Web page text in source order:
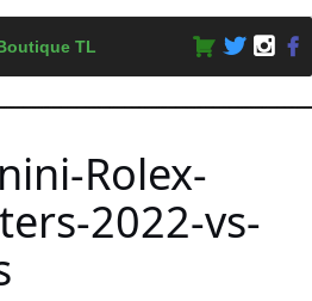
TL
Rolex-
2022-vs-